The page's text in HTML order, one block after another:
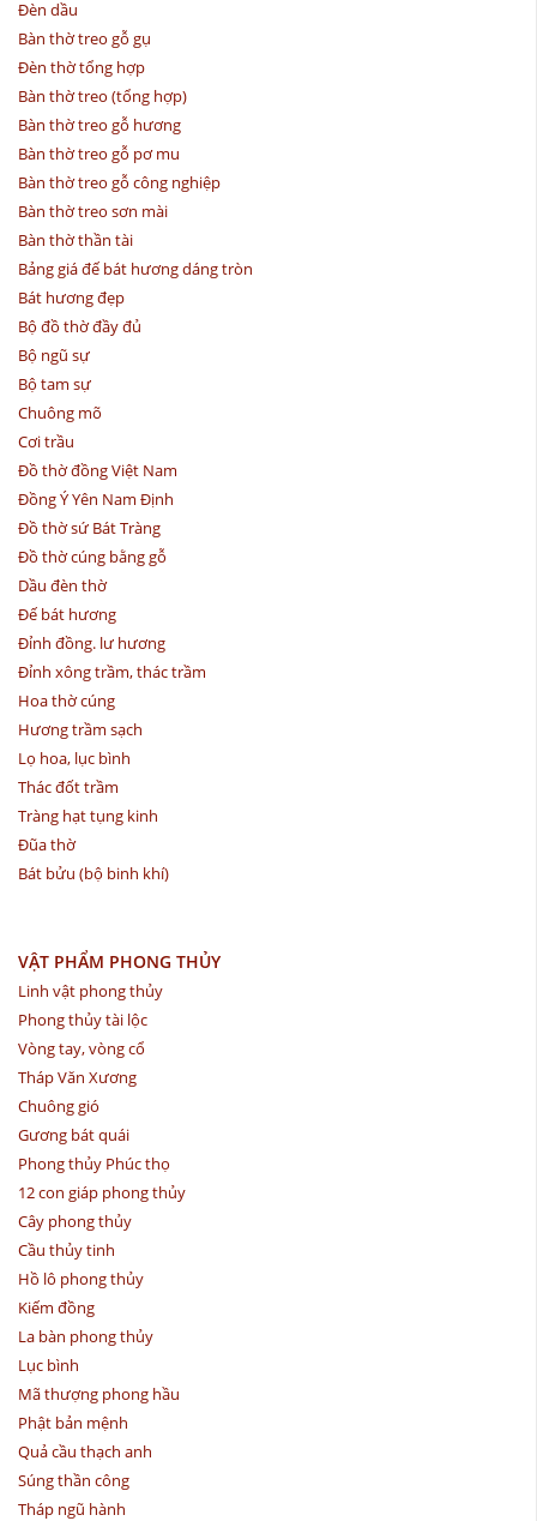
Đèn dầu
Bàn thờ treo gỗ gụ
Đèn thờ tổng hợp
Bàn thờ treo (tổng hợp)
Bàn thờ treo gỗ hương
Bàn thờ treo gỗ pơ mu
Bàn thờ treo gỗ công nghiệp
Bàn thờ treo sơn mài
Bàn thờ thần tài
Bảng giá đế bát hương dáng tròn
Bát hương đẹp
Bộ đồ thờ đầy đủ
Bộ ngũ sự
Bộ tam sự
Chuông mõ
Cơi trầu
Đồ thờ đồng Việt Nam
Đồng Ý Yên Nam Định
Đồ thờ sứ Bát Tràng
Đồ thờ cúng bằng gỗ
Dầu đèn thờ
Đế bát hương
Đỉnh đồng. lư hương
Đỉnh xông trầm, thác trầm
Hoa thờ cúng
Hương trầm sạch
Lọ hoa, lục bình
Thác đốt trầm
Tràng hạt tụng kinh
Đũa thờ
Bát bửu (bộ binh khí)
VẬT PHẨM PHONG THỦY
Linh vật phong thủy
Phong thủy tài lộc
Vòng tay, vòng cổ
Tháp Văn Xương
Chuông gió
Gương bát quái
Phong thủy Phúc thọ
12 con giáp phong thủy
Cây phong thủy
Cầu thủy tinh
Hồ lô phong thủy
Kiếm đồng
La bàn phong thủy
Lục bình
Mã thượng phong hầu
Phật bản mệnh
Quả cầu thạch anh
Súng thần công
Tháp ngũ hành